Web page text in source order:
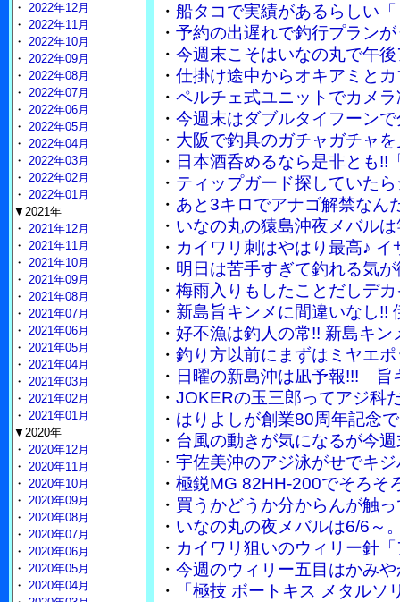
・ 船タコで実績があるらしい
・ 予約の出遅れで釣行プラン
・ 今週末こそはいなの丸で午
・ 仕掛け途中からオキアミと
・ ペルチェ式ユニットでカメ
・ 今週末はダブルタイフーン
・ 大阪で釣具のガチャガチャ
・ 日本酒呑めるなら是非とも!!
・ ティップガード探していた
・ あと3キロでアナゴ解禁なん
・ いなの丸の猿島沖夜メバル
・ カイワリ刺はやはり最高♪
・ 明日は苦手すぎて釣れる気
・ 梅雨入りもしたことだしデ
・ 新島旨キンメに間違いなし!!
・ 好不漁は釣人の常!! 新島キ
・ 釣り方以前にまずはミヤエ
・ 日曜の新島沖は凪予報!!! 旨
・ JOKERの玉三郎ってアジ科
・ はりよしが創業80周年記念
・ 台風の動きが気になるが今
・ 宇佐美沖のアジ泳がせでキ
・ 極鋭MG 82HH-200でそろそ
・ 買うかどうか分からんが触
・ いなの丸の夜メバルは6/6～
・ カイワリ狙いのウィリー針
・ 今週のウィリー五目はかみ
・
「極技 ボートキス メタル
・ 2022年12月
・ 2022年11月
・ 2022年10月
・ 2022年09月
・ 2022年08月
・ 2022年07月
・ 2022年06月
・ 2022年05月
・ 2022年04月
・ 2022年03月
・ 2022年02月
・ 2022年01月
▼2021年
・ 2021年12月
・ 2021年11月
・ 2021年10月
・ 2021年09月
・ 2021年08月
・ 2021年07月
・ 2021年06月
・ 2021年05月
・ 2021年04月
・ 2021年03月
・ 2021年02月
・ 2021年01月
▼2020年
・ 2020年12月
・ 2020年11月
・ 2020年10月
・ 2020年09月
・ 2020年08月
・ 2020年07月
・ 2020年06月
・ 2020年05月
・ 2020年04月